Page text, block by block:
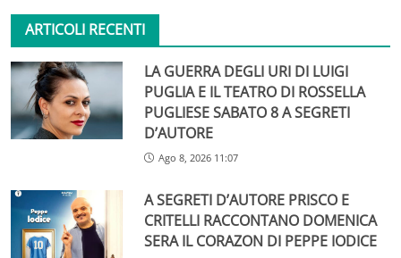
ARTICOLI RECENTI
LA GUERRA DEGLI URI DI LUIGI
PUGLIA E IL TEATRO DI ROSSELLA
PUGLIESE SABATO 8 A SEGRETI
D’AUTORE
Ago 8, 2026 11:07
A SEGRETI D’AUTORE PRISCO E
CRITELLI RACCONTANO DOMENICA
SERA IL CORAZON DI PEPPE IODICE